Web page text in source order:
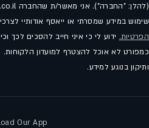
שימוש במידע שמסרתי או ייאסף אודותיי
הפרטיות. ידוע לי כי איני חייב להסכים לכך
כמפורט לא אוכל להצטרף למועדון הלקוחות.
ותיקון בנוגע למידע.
Our App